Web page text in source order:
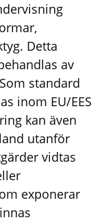
Detta
av
standard
inom EU/EES
kan även
utanför
vidtas
exponerar